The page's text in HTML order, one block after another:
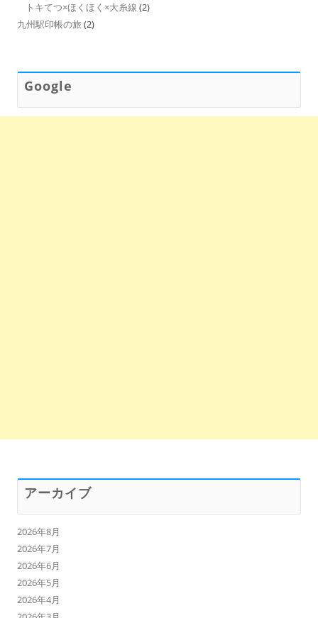
トキてつ×ほくほく×大糸線 (2)
九州駅印帳の旅 (2)
Google
アーカイブ
2026年8月
2026年7月
2026年6月
2026年5月
2026年4月